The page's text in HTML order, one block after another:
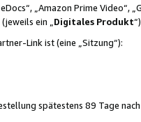
„Amazon Prime Video“,
ein „ Digitales Produkt
Link ist (eine „Sitzung“):
spätestens 89 Tage